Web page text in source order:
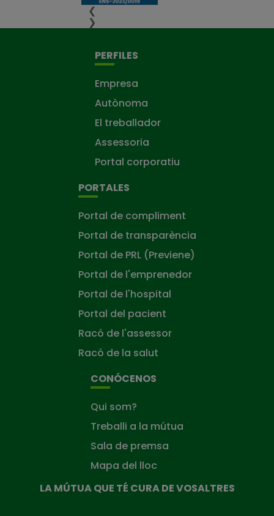
❮
❯
PERFILES
Empresa
Autònoma
El treballador
Assessoria
Portal corporatiu
PORTALES
Portal de compliment
Portal de transparència
Portal de PRL (Previene)
Portal de l'emprenedor
Portal de l'hospital
Portal del pacient
Racó de l'assessor
Racó de la salut
CONÓCENOS
Qui som?
Treballi a la mútua
Sala de premsa
Mapa del lloc
LA MÚTUA QUE TÉ CURA DE VOSALTRES